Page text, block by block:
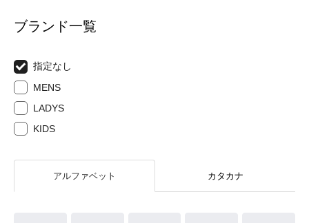
ブランド一覧
指定なし
MENS
LADYS
KIDS
アルファベット カタカナ